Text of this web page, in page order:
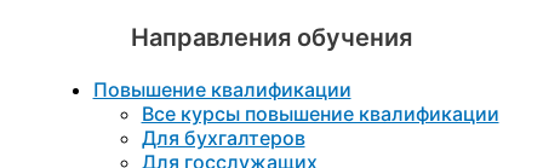
Направления обучения
Повышение квалификации
Все курсы повышение квалификации
Для бухгалтеров
Для госслужащих